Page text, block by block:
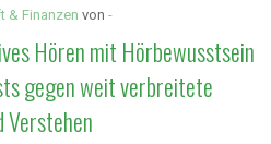
& Finanzen von -
Hören mit Hörbewusstsein
gegen weit verbreitete
Verstehen